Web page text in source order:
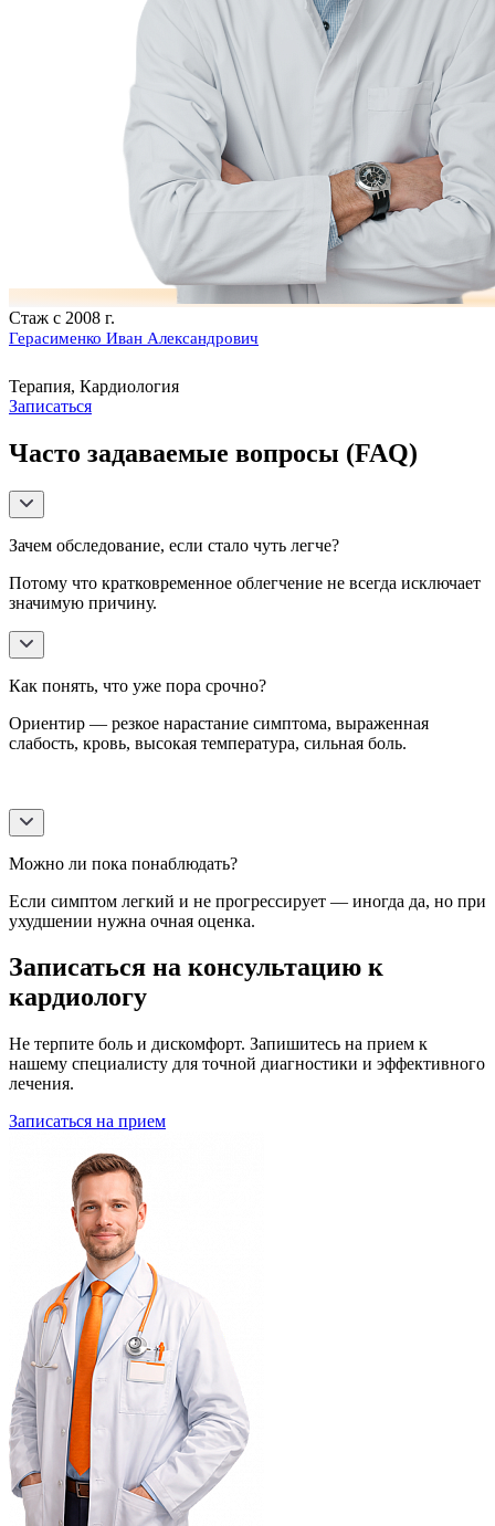
Стаж с 2008 г.
Герасименко Иван Александрович
Терапия, Кардиология
Записаться
Часто задаваемые вопросы (FAQ)
Зачем обследование, если стало чуть легче?
Потому что кратковременное облегчение не всегда исключает
значимую причину.
Как понять, что уже пора срочно?
Ориентир — резкое нарастание симптома, выраженная
слабость, кровь, высокая температура, сильная боль.
Можно ли пока понаблюдать?
Если симптом легкий и не прогрессирует — иногда да, но при
ухудшении нужна очная оценка.
Записаться на консультацию к
кардиологу
Не терпите боль и дискомфорт. Запишитесь на прием к
нашему специалисту для точной диагностики и эффективного
лечения.
Записаться на прием